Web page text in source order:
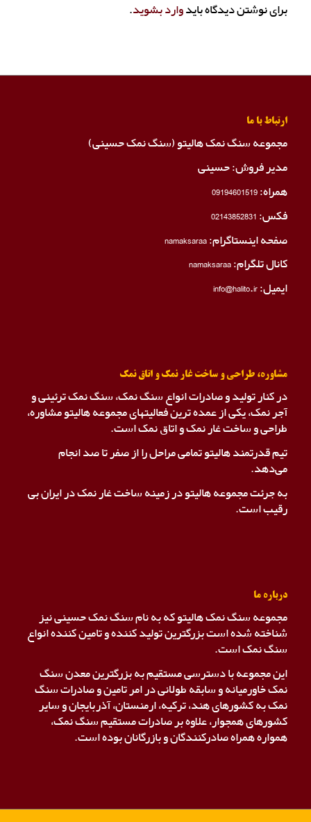
برای نوشتن دیدگاه بایدوارد بشوید.
ارتباط با ما
مجموعه سنگ نمک هالیتو (سنگ نمک حسینی)
مدیر فروش: حسینی
همراه:09194601519
فکس:02143852831
صفحه اینستاگرام:namaksaraa
کانال تلگرام:namaksaraa
ایمیل: info@halito.ir
مشاوره، طراحی و ساخت غار نمک و اتاق نمک
در کنار تولید و صادرات انواع سنگ نمک، سنگ نمک ترئینی و
آجر نمک، یکی از عمده ترین فعالیتهای مجموعه هالیتو مشاوره،
طراحی و ساخت غار نمک و اتاق نمک است.
تیم قدرتمند هالیتو تمامی مراحل را از صفر تا صد انجام
می‌دهد.
به جرئت مجموعه هالیتو در زمینه ساخت غار نمک در ایران بی
رقیب است.
درباره ما
مجموعه سنگ نمک هالیتو که به نام سنگ نمک حسینی نیز
شناخته شده است بزرگترین تولید کننده و تامین کننده انواع
سنگ نمک است.
این مجموعه با دسترسی مستقیم به بزرگترین معدن سنگ
نمک خاورمیانه و سابقه طولانی در امر تامین و صادرات سنگ
نمک به کشورهای هند، ترکیه، ارمنستان، آذربایجان و سایر
کشورهای همجوار، علاوه بر صادرات مستقیم سنگ نمک،
همواره همراه صادرکنندگان و بازرگانان بوده است.